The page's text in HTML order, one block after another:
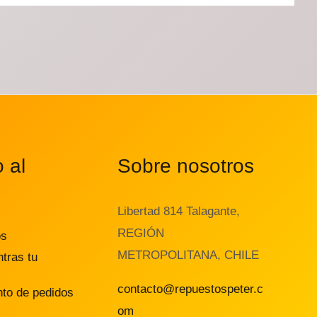
al
tu
de pedidos
Sobre nosotros
Libertad 814 Talagante,
REGIÓN
METROPOLITANA, CHILE
contacto@repuestospeter.c
om